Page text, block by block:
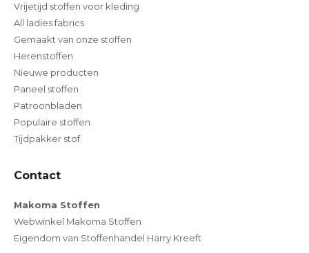
Vrijetijd stoffen voor kleding
All ladies fabrics
Gemaakt van onze stoffen
Herenstoffen
Nieuwe producten
Paneel stoffen
Patroonbladen
Populaire stoffen
Tijdpakker stof
Contact
Makoma Stoffen
Webwinkel Makoma Stoffen
Eigendom van Stoffenhandel Harry Kreeft